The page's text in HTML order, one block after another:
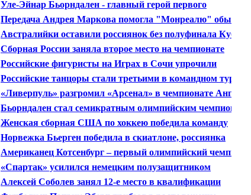
Уле-Эйнар Бьорндален - главный герой первого
медального дня Олимпиады в Сочи
Передача Андрея Маркова помогла "Монреалю" обыграть
"Каролину" в матче чемпионата НХЛ
Австралийки оставили россиянок без полуфинала Кубка
Федерации
Сборная России заняла второе место на чемпионате
Европы по мини-футболу
Российские фигуристы на Играх в Сочи упрочили
лидерство в командном турнире
Российские танцоры стали третьими в командном турнире
в Сочи
«Ливерпуль» разгромил «Арсенал» в чемпионате Англии
Бьорндален стал семикратным олимпийским чемпионом
Женская сборная США по хоккею победила команду
Финляндии в стартовом матче Олимпийских игр
Норвежка Бьерген победила в скиатлоне, россиянка
Чекалева 15-я
Американец Котсенбург – первый олимпийский чемпион
Сочи
«Спартак» усилился немецким полузащитником
Алексей Соболев занял 12-е место в квалификации
соревнований по слоупстайлу на Олимпиаде